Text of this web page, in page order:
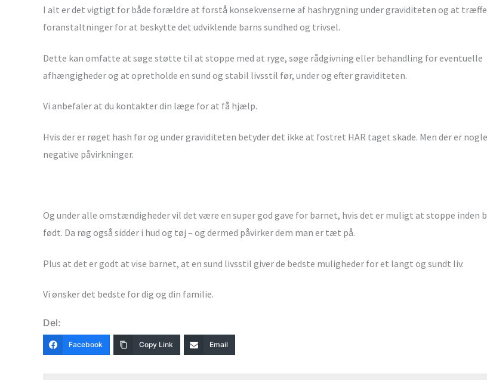
I alt er det vigtigt for både forældre at forstå konsekvenserne af hashrygning under graviditeten og at træffe
foranstaltninger for at beskytte det udviklende barns sundhed og trivsel.
Dette kan omfatte at søge støtte til at stoppe med at ryge, søge rådgivning eller behandling for eventuelle
afhængigheder og at opretholde en sund og stabil livsstil før, under og efter graviditeten.
Vi anbefaler at du kontakter din læge for at få hjælp.
Hvis der er røget hash før og under graviditeten betyder det ikke at fostret HAR taget skade. Men der er
negative påvirkninger.
Og under alle omstændigheder vil det være en super god gave for barnet, hvis det er muligt at stoppe inden
født. Da røg også sidder i hud og tøj – og dermed påvirker dem man er tæt på.
Plus at det er godt at vise barnet, at en sund livsstil giver de bedste muligheder for et langt og sundt liv.
Vi ønsker det bedste for dig og din familie.
Del:
Facebook Copy Link Email